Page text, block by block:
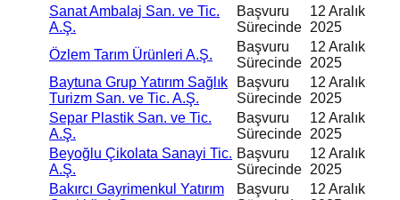
Sanat Ambalaj San. ve Tic.
A.Ş.
Başvuru
Sürecinde
12 Aralık
2025
Özlem Tarım Ürünleri A.Ş.
Başvuru
Sürecinde
12 Aralık
2025
Baytuna Grup Yatırım Sağlık
Turizm San. ve Tic. A.Ş.
Başvuru
Sürecinde
12 Aralık
2025
Separ Plastik San. ve Tic.
A.Ş.
Başvuru
Sürecinde
12 Aralık
2025
Beyoğlu Çikolata Sanayi Tic.
A.Ş.
Başvuru
Sürecinde
12 Aralık
2025
Bakırcı Gayrimenkul Yatırım
Başvuru
12 Aralık